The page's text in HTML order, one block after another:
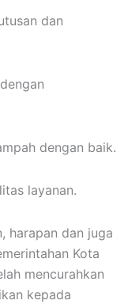
dan
dengan baik.
layanan.
harapan dan juga
Kota
mencurahkan
kepada